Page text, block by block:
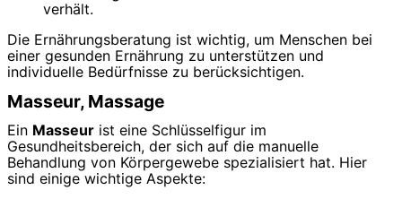
verhält.
Die Ernährungsberatung ist wichtig, um Menschen bei
einer gesunden Ernährung zu unterstützen und
individuelle Bedürfnisse zu berücksichtigen.
Masseur, Massage
Ein Masseur ist eine Schlüsselfigur im
Gesundheitsbereich, der sich auf die manuelle
Behandlung von Körpergewebe spezialisiert hat. Hier
sind einige wichtige Aspekte: